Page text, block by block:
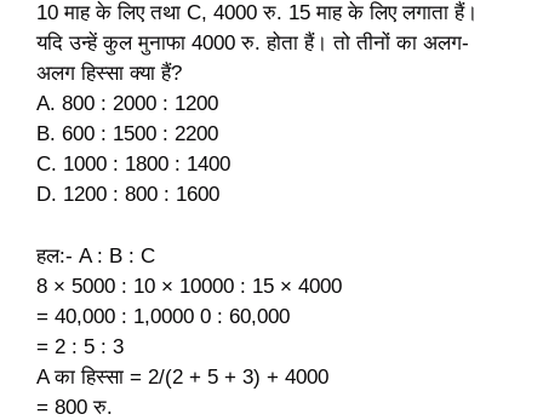
10 माह के लिए तथा C, 4000 रु. 15 माह के लिए लगाता हैं।
यदि उन्हें कुल मुनाफा 4000 रु. होता हैं। तो तीनों का अलग-
अलग हिस्सा क्या हैं?
A. 800 : 2000 : 1200
B. 600 : 1500 : 2200
C. 1000 : 1800 : 1400
D. 1200 : 800 : 1600
हल:- A : B : C
8 × 5000 : 10 × 10000 : 15 × 4000
= 40,000 : 1,0000 0 : 60,000
= 2 : 5 : 3
A का हिस्सा = 2/(2 + 5 + 3) + 4000
= 800 रु.